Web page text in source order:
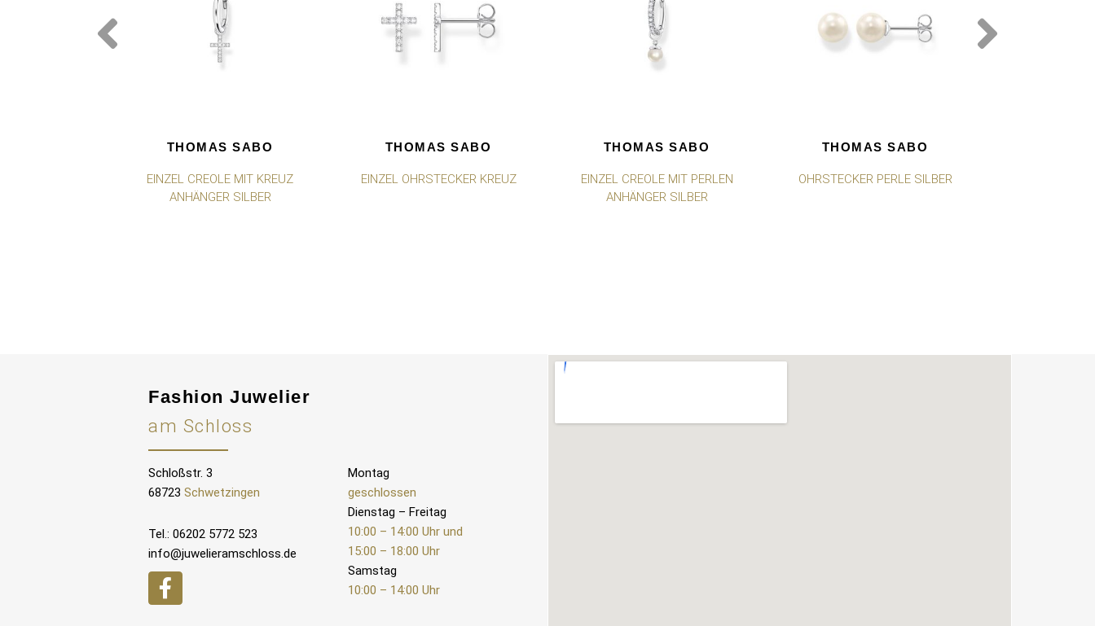
THOMAS SABO
EINZEL CREOLE MIT KREUZ
ANHÄNGER SILBER
THOMAS SABO
EINZEL OHRSTECKER KREUZ
THOMAS SABO
EINZEL CREOLE MIT PERLEN
ANHÄNGER SILBER
THOMAS SABO
OHRSTECKER PERLE SILBER
Fashion Juwelier
am Schloss
Schloßstr. 3
68723 Schwetzingen
Tel.: 06202 5772 523
info@juwelieramschloss.de
Montag
geschlossen
Dienstag – Freitag
10:00 – 14:00 Uhr und
15:00 – 18:00 Uhr
Samstag
10:00 – 14:00 Uhr